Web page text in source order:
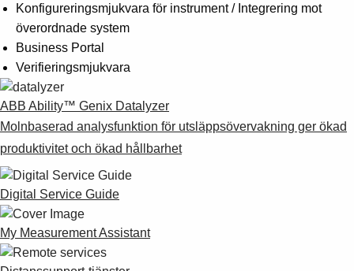
Suggestions
Konfigureringsmjukvara för instrument / Integrering mot
överordnade system
Business Portal
Verifieringsmjukvara
ABB Ability™ Genix Datalyzer
Molnbaserad analysfunktion för utsläppsövervakning ger ökad
produktivitet och ökad hållbarhet
Digital Service Guide
My Measurement Assistant